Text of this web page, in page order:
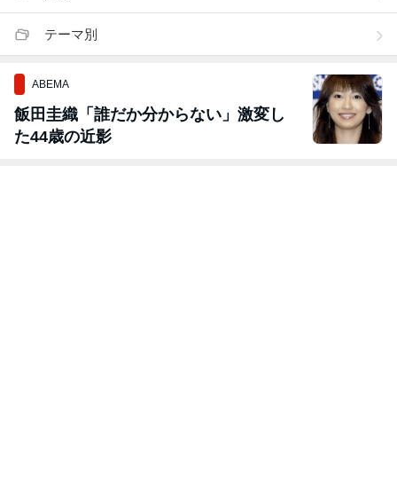
テーマ別
ABEMA
飯田圭織「誰だか分からない」激変し
た44歳の近影